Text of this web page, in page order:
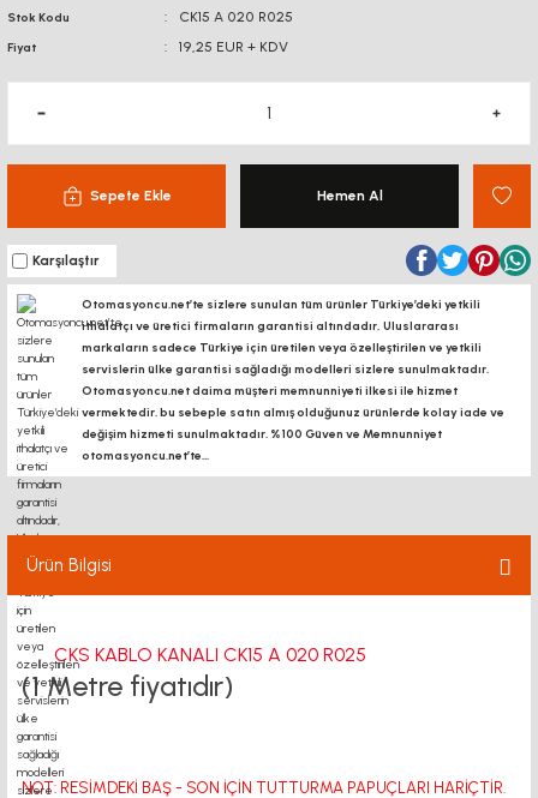
Stok Kodu CK15 A 020 R025
Fiyat 19,25 EUR + KDV
Sepete Ekle Hemen Al
Karşılaştır
Otomasyoncu.net’te sizlere sunulan tüm ürünler Türkiye’deki yetkili
ithalatçı ve üretici firmaların garantisi altındadır, Uluslararası
markaların sadece Türkiye için üretilen veya özelleştirilen ve yetkili
servislerin ülke garantisi sağladığı modelleri sizlere sunulmaktadır.
Otomasyoncu.net daima müşteri memnunniyeti ilkesi ile hizmet
vermektedir. bu sebeple satın almış olduğunuz ürünlerde kolay iade ve
değişim hizmeti sunulmaktadır. %100 Güven ve Memnunniyet
otomasyoncu.net’te...
Ürün Bilgisi
CKS KABLO KANALI CK15 A 020 R025
(1 Metre fiyatıdır)
NOT: RESİMDEKİ BAŞ - SON İÇİN TUTTURMA PAPUÇLARI HARİÇTİR.